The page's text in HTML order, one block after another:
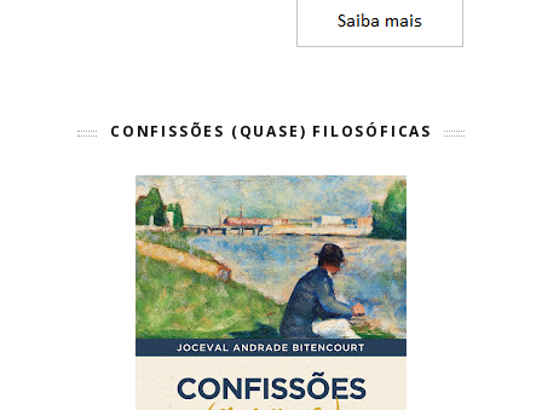
CONFISSÕES (QUASE) FILOSÓFICAS